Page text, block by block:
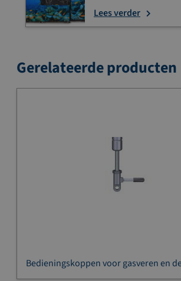
Lees verder
Gerelateerde producten
Bedieningskoppen voor gasveren en